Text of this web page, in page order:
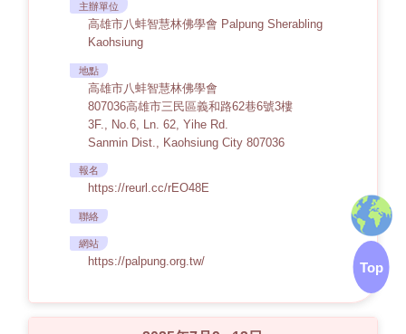
主辦單位
高雄市八蚌智慧林佛學會 Palpung Sherabling
Kaohsiung
地點
高雄市八蚌智慧林佛學會
807036高雄市三民區義和路62巷6號3樓
3F., No.6, Ln. 62, Yihe Rd.
Sanmin Dist., Kaohsiung City 807036
報名
https://reurl.cc/rEO48E
聯絡
網站
https://palpung.org.tw/ Top